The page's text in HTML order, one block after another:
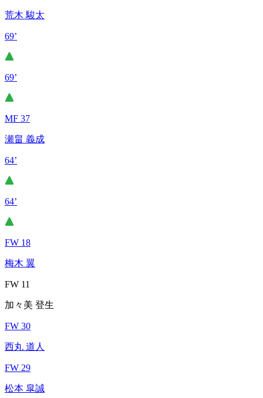
荒木 駿太
69’
69’
MF 37
瀬畠 義成
64’
64’
FW 18
梅木 翼
FW 11
加々美 登生
FW 30
西丸 道人
FW 29
松本 皐誠